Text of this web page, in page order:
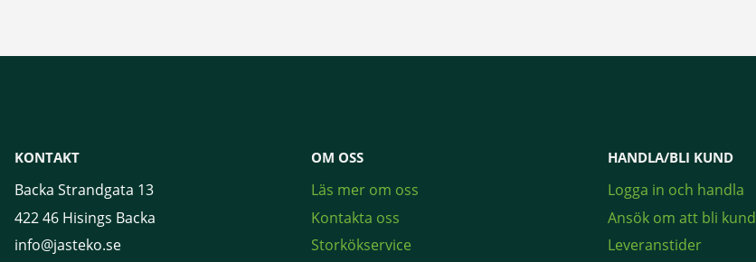
KONTAKT
Backa Strandgata 13
422 46 Hisings Backa
info@jasteko.se
OM OSS
Läs mer om oss
Kontakta oss
Storkökservice
HANDLA/BLI KUND
Logga in och handla
Ansök om att bli kund
Leveranstider